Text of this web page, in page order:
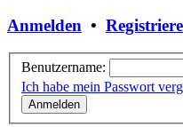
Anmelden •
Benutzername:
Ich habe mein Passwort